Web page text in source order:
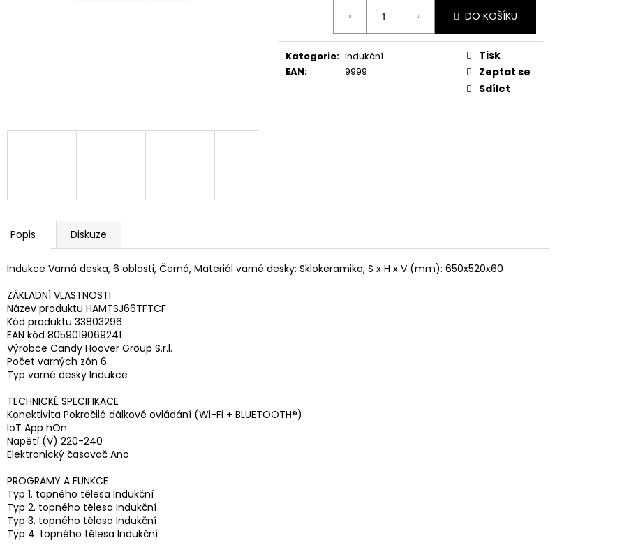
DO KOŠÍKU
Kategorie: Indukční
EAN: 9999
Tisk
Zeptat se
Sdílet
Popis Diskuze
Indukce Varná deska, 6 oblasti, Černá, Materiál varné desky: Sklokeramika, S x H x V (mm): 650x520x60
ZÁKLADNÍ VLASTNOSTI
Název produktu HAMTSJ66TFTCF
Kód produktu 33803296
EAN kód 8059019069241
Výrobce Candy Hoover Group S.r.l.
Počet varných zón 6
Typ varné desky Indukce
TECHNICKÉ SPECIFIKACE
Konektivita Pokročilé dálkové ovládání (Wi-Fi + BLUETOOTH®)
IoT App hOn
Napětí (V) 220-240
Elektronický časovač Ano
PROGRAMY A FUNKCE
Typ 1. topného tělesa Indukční
Typ 2. topného tělesa Indukční
Typ 3. topného tělesa Indukční
Typ 4. topného tělesa Indukční
WHIRLPOOL MT WMF 200 G
WHIRLPOOL MYČKA WSIC 3M27 C